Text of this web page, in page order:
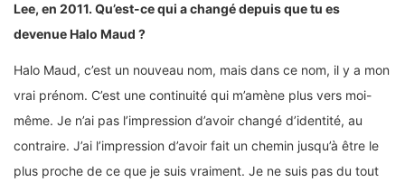
Lee, en 2011. Qu’est-ce qui a changé depuis que tu es
devenue Halo Maud ?
Halo Maud, c’est un nouveau nom, mais dans ce nom, il y a mon
vrai prénom. C’est une continuité qui m’amène plus vers moi-
même. Je n’ai pas l’impression d’avoir changé d’identité, au
contraire. J’ai l’impression d’avoir fait un chemin jusqu’à être le
plus proche de ce que je suis vraiment. Je ne suis pas du tout